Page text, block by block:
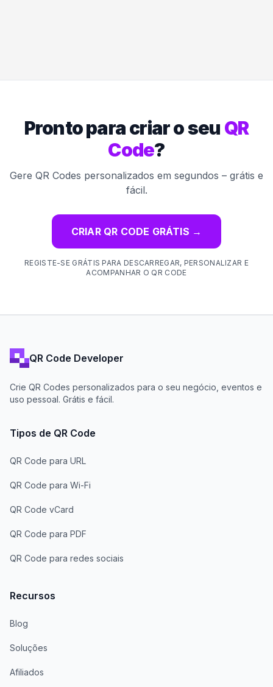
Pronto para criar o seu QR
Code?
Gere QR Codes personalizados em segundos – grátis e
fácil.
CRIAR QR CODE GRÁTIS →
REGISTE-SE GRÁTIS PARA DESCARREGAR, PERSONALIZAR E
ACOMPANHAR O QR CODE
QR Code Developer
Crie QR Codes personalizados para o seu negócio, eventos e
uso pessoal. Grátis e fácil.
Tipos de QR Code
QR Code para URL
QR Code para Wi-Fi
QR Code vCard
QR Code para PDF
QR Code para redes sociais
Recursos
Blog
Soluções
Afiliados